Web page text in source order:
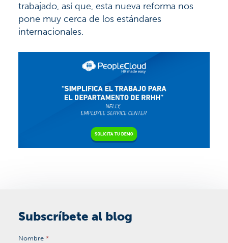
trabajado, así que, esta nueva reforma nos
pone muy cerca de los estándares
internacionales.
Subscríbete al blog
Nombre *